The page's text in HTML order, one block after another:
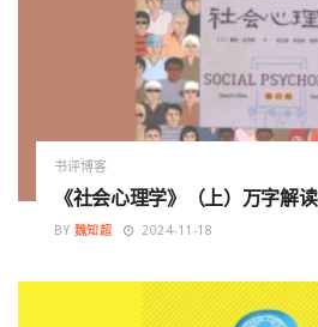
书评博客
《社会心理学》（上）万字解
BY 魏知超 2024-11-18